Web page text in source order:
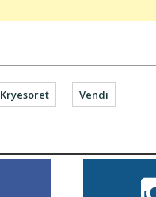
Kryesoret Vendi